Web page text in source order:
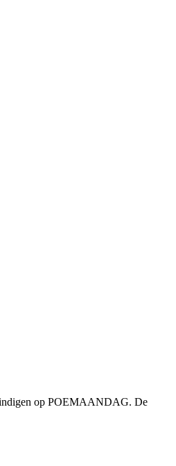
op POEMAANDAG. De